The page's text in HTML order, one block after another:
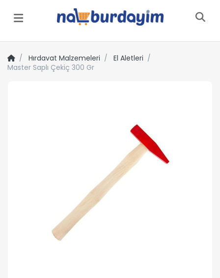
Menü
Hırdavat Malzemeleri
El Aletleri
Master Saplı Çekiç 300 Gr